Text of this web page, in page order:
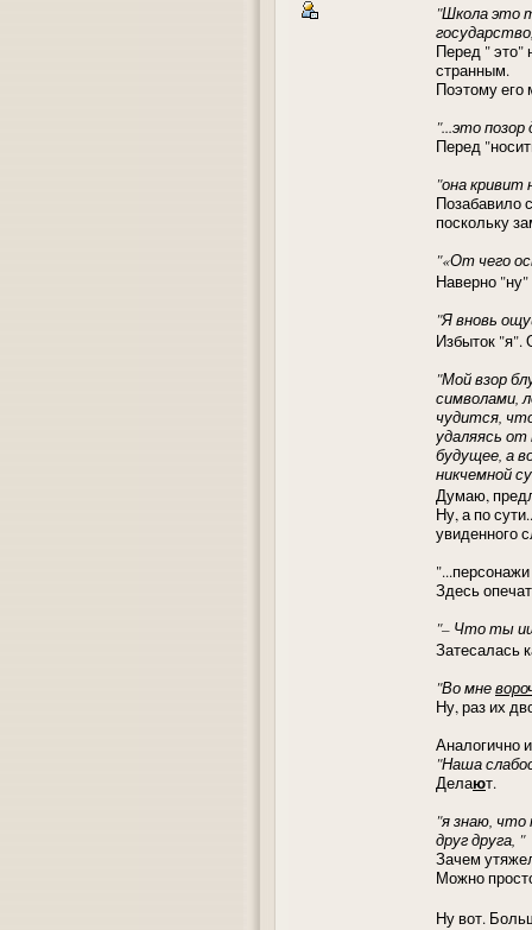
"Школа это
Перед " это"
странным.
Поэтому его
"...это
Перед
"она кривит
Позабавило
поскольку
"«От чего
Наверно "ну"
"Я вновь
Избыток "я".
"Мой взор
символами,
чудится,
удаляясь от
будущее, а
никчемной
Думаю,
Ну, а по
увиденного
Здесь
"– Что ты
Затесалась
"Во мне
Ну, раз их
Аналогично
"Наша
Делают.
"я знаю,
друг друга, "
Зачем
Можно
Ну вот.